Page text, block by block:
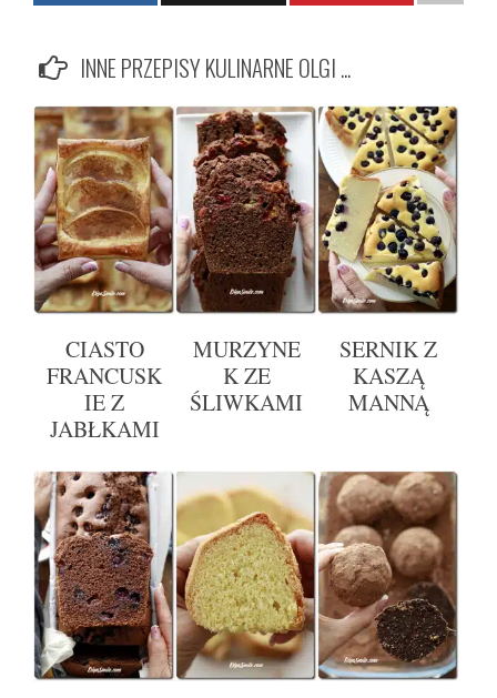
INNE PRZEPISY KULINARNE OLGI ...
CIASTO
FRANCUSK
IE Z
JABŁKAMI
MURZYNE
K ZE
ŚLIWKAMI
SERNIK Z
KASZĄ
MANNĄ